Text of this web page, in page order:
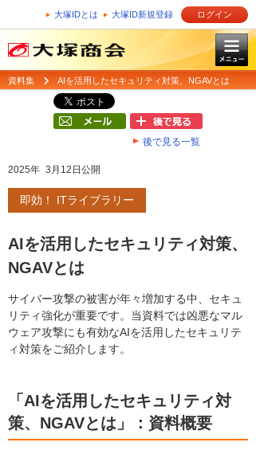
大塚IDとは 大塚ID新規登録 ログイン
資料集 AIを活用したセキュリティ対策、NGAVとは
後で見る一覧
2025年 3月12日公開
即効！ ITライブラリー
AIを活用したセキュリティ対策、
NGAVとは
サイバー攻撃の被害が年々増加する中、セキュ
リティ強化が重要です。当資料では凶悪なマル
ウェア攻撃にも有効なAIを活用したセキュリテ
ィ対策をご紹介します。
「AIを活用したセキュリティ対
策、NGAVとは」：資料概要